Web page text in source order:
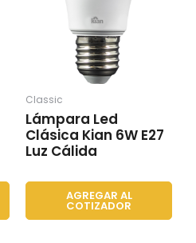
Classic
Lámpara Led
Clásica Kian 6W E27
Luz Cálida
AGREGAR AL
COTIZADOR